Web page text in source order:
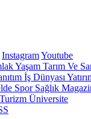
InstagramYoutube
Yaşam Tarım Ve
İş Dünyası
SporSağlık
Turizm Üniversite